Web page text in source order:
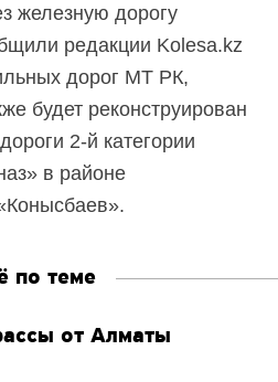
железную дорогу
редакции Kolesa.kz
дорог МТ РК,
будет реконструирован
2-й категории
в районе
по теме
от Алматы